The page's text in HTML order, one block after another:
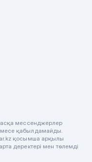
мессенджерлер
қабылдамайды.
қосымша арқылы
деректері мен төлемді